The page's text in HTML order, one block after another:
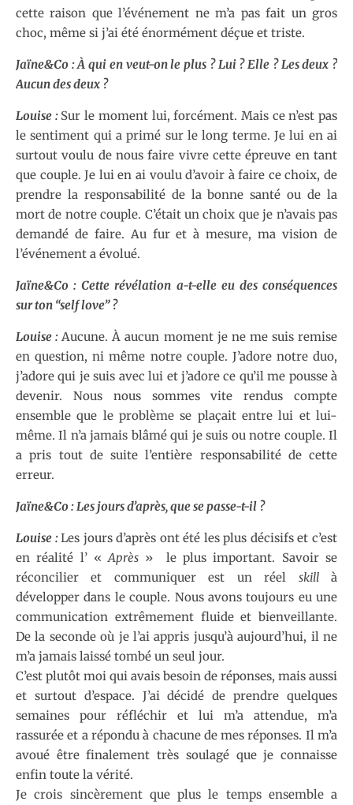
cette raison que l’événement ne m’a pas fait un gros
choc, même si j’ai été énormément déçue et triste.
Jaïne&Co : À qui en veut-on le plus ? Lui ? Elle ? Les deux ?
Aucun des deux ?
Louise : Sur le moment lui, forcément. Mais ce n’est pas
le sentiment qui a primé sur le long terme. Je lui en ai
surtout voulu de nous faire vivre cette épreuve en tant
que couple. Je lui en ai voulu d’avoir à faire ce choix, de
prendre la responsabilité de la bonne santé ou de la
mort de notre couple. C’était un choix que je n’avais pas
demandé de faire. Au fur et à mesure, ma vision de
l’événement a évolué.
Jaïne&Co : Cette révélation a-t-elle eu des conséquences
sur ton “self love” ?
Louise :Aucune. À aucun moment je ne me suis remise
en question, ni même notre couple. J’adore notre duo,
j’adore qui je suis avec lui et j’adore ce qu’il me pousse à
devenir. Nous nous sommes vite rendus compte
ensemble que le problème se plaçait entre lui et lui-
même. Il n’a jamais blâmé qui je suis ou notre couple. Il
a pris tout de suite l’entière responsabilité de cette
erreur.
Jaïne&Co : Les jours d’après, que se passe-t-il ?
Louise :Les jours d’après ont été les plus décisifs et c’est
en réalité l’ «Après » le plus important. Savoir se
réconcilier et communiquer est un réel skillà
développer dans le couple. Nous avons toujours eu une
communication extrêmement fluide et bienveillante.
De la seconde où je l’ai appris jusqu’à aujourd’hui, il ne
m’a jamais laissé tombé un seul jour.
C’est plutôt moi qui avais besoin de réponses, mais aussi
et surtout d’espace. J’ai décidé de prendre quelques
semaines pour réfléchir et lui m’a attendue, m’a
rassurée et a répondu à chacune de mes réponses. Il m’a
avoué être finalement très soulagé que je connaisse
enfin toute la vérité.
Je crois sincèrement que plus le temps ensemble a